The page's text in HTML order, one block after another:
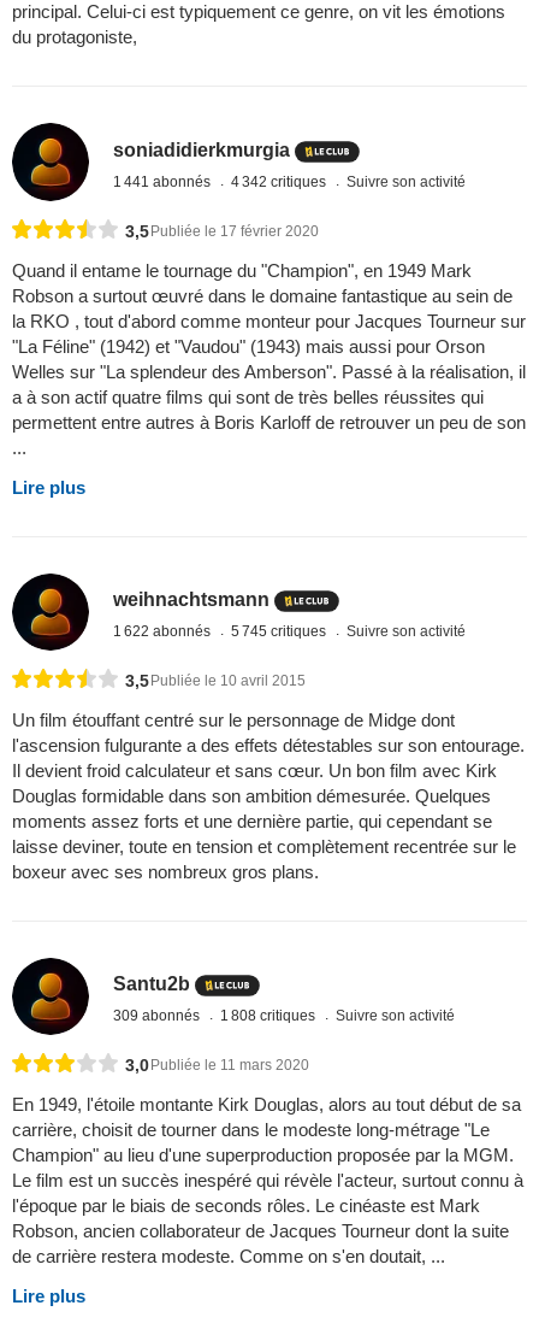
principal. Celui-ci est typiquement ce genre, on vit les émotions
du protagoniste,
soniadidierkmurgia
1 441 abonnés 4 342 critiques Suivre son activité
3,5Publiée le 17 février 2020
Quand il entame le tournage du "Champion", en 1949 Mark
Robson a surtout œuvré dans le domaine fantastique au sein de
la RKO , tout d'abord comme monteur pour Jacques Tourneur sur
"La Féline" (1942) et "Vaudou" (1943) mais aussi pour Orson
Welles sur "La splendeur des Amberson". Passé à la réalisation, il
a à son actif quatre films qui sont de très belles réussites qui
permettent entre autres à Boris Karloff de retrouver un peu de son
...
Lire plus
weihnachtsmann
1 622 abonnés 5 745 critiques Suivre son activité
3,5Publiée le 10 avril 2015
Un film étouffant centré sur le personnage de Midge dont
l'ascension fulgurante a des effets détestables sur son entourage.
Il devient froid calculateur et sans cœur. Un bon film avec Kirk
Douglas formidable dans son ambition démesurée. Quelques
moments assez forts et une dernière partie, qui cependant se
laisse deviner, toute en tension et complètement recentrée sur le
boxeur avec ses nombreux gros plans.
Santu2b
309 abonnés 1 808 critiques Suivre son activité
3,0 Publiée le 11 mars 2020
En 1949, l'étoile montante Kirk Douglas, alors au tout début de sa
carrière, choisit de tourner dans le modeste long-métrage "Le
Champion" au lieu d'une superproduction proposée par la MGM.
Le film est un succès inespéré qui révèle l'acteur, surtout connu à
l'époque par le biais de seconds rôles. Le cinéaste est Mark
Robson, ancien collaborateur de Jacques Tourneur dont la suite
de carrière restera modeste. Comme on s'en doutait, ...
Lire plus